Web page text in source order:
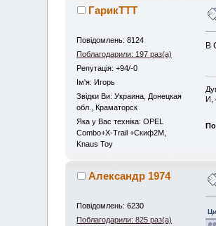
ГарикTTT
Повідомлень: 8124
Поблагодарили: 197 раз(а)
Репутація: +94/-0
Iм'я: Игорь
Звідки Ви: Украина, Донецкая
обл., Краматорск
Яка у Вас техніка: OPEL
Combo+X-Trail +Скиф2М,
Knaus Toy
В
И,
Александр 1974
Повідомлень: 6230
Поблагодарили: 825 раз(а)